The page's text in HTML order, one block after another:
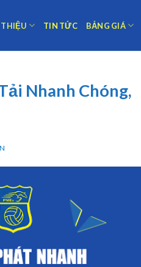
TIN TỨC BẢNG GIÁ
Nhanh Chóng,